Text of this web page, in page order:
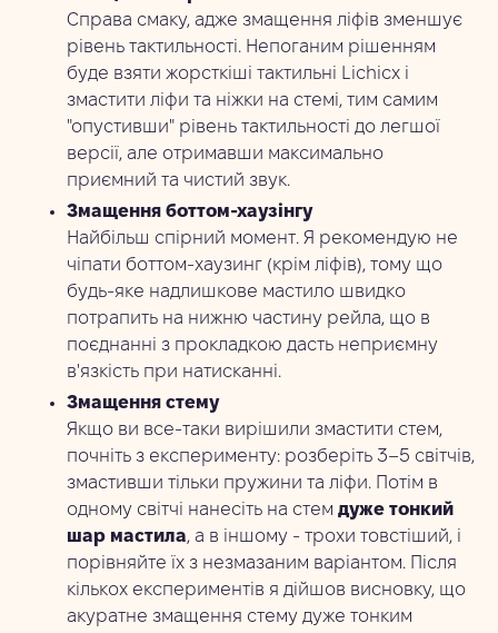
Справа смаку, адже змащення ліфів зменшує
рівень тактильності. Непоганим рішенням
буде взяти жорсткіші тактильні Lichicx і
змастити ліфи та ніжки на стемі, тим самим
"опустивши" рівень тактильності до легшої
версії, але отримавши максимально
приємний та чистий звук.
Змащення боттом-хаузінгу
Найбільш спірний момент. Я рекомендую не
чіпати боттом-хаузинг (крім ліфів), тому що
будь-яке надлишкове мастило швидко
потрапить на нижню частину рейла, що в
поєднанні з прокладкою дасть неприємну
в'язкість при натисканні.
Змащення стему
Якщо ви все-таки вирішили змастити стем,
почніть з експерименту: розберіть 3–5 світчів,
змастивши тільки пружини та ліфи. Потім в
одному світчі нанесіть на стем дуже тонкий
шар мастила, а в іншому - трохи товстіший, і
порівняйте їх з незмазаним варіантом. Після
кількох експериментів я дійшов висновку, що
акуратне змащення стему дуже тонким